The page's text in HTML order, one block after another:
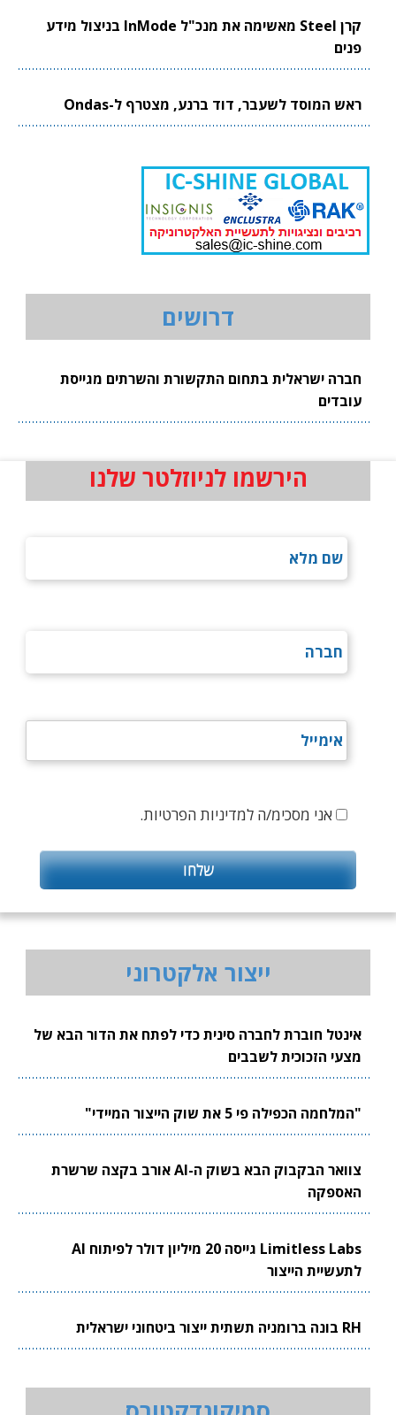
קרן Steel מאשימה את מנכ"ל InMode בניצול מידע
פנים
ראש המוסד לשעבר, דוד ברנע, מצטרף ל-Ondas
דרושים
חברה ישראלית בתחום התקשורת והשרתים מגייסת
עובדים
הירשמו לניוזלטר שלנו
אני מסכימ/ה למדיניות הפרטיות.
ייצור אלקטרוני
אינטל חוברת לחברה סינית כדי לפתח את הדור הבא של
מצעי הזכוכית לשבבים
"המלחמה הכפילה פי 5 את שוק הייצור המיידי"
צוואר הבקבוק הבא בשוק ה-AI אורב בקצה שרשרת
האספקה
Limitless Labs גייסה 20 מיליון דולר לפיתוח AI
לתעשיית הייצור
RH בונה ברומניה תשתית ייצור ביטחוני ישראלית